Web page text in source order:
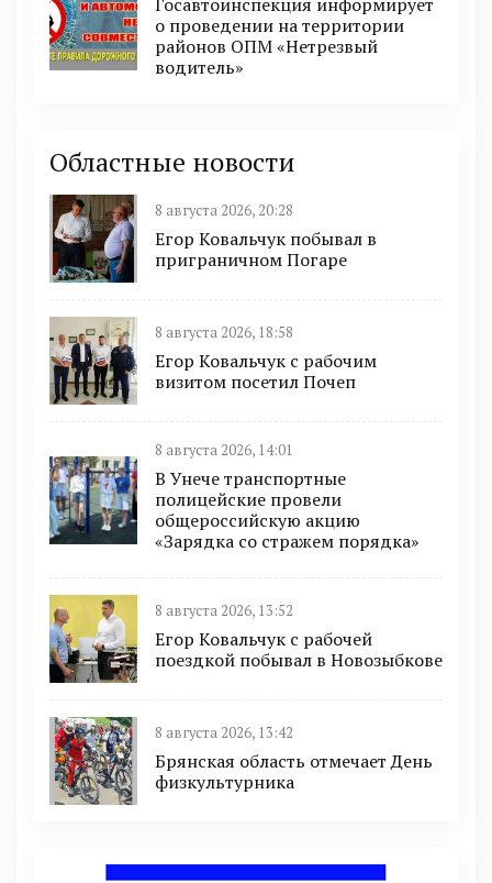
о проведении на территории
районов ОПМ «Нетрезвый
водитель»
Областные новости
8 августа 2026, 20:28
Егор Ковальчук побывал в
приграничном Погаре
8 августа 2026, 18:58
Егор Ковальчук с рабочим
визитом посетил Почеп
8 августа 2026, 14:01
В Унече транспортные
полицейские провели
общероссийскую акцию
«Зарядка со стражем порядка»
8 августа 2026, 13:52
Егор Ковальчук с рабочей
поездкой побывал в Новозыбкове
8 августа 2026, 13:42
Брянская область отмечает День
физкультурника